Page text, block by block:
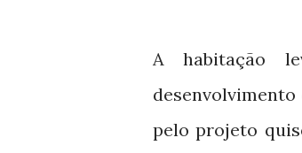
A habitação
pelo projeto